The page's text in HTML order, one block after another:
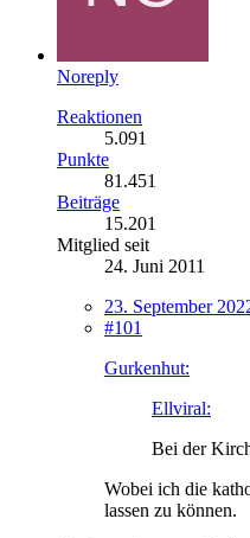
Noreply
Reaktionen
5.091
Punkte
81.451
Beiträge
15.201
Mitglied seit
24. Juni 2011
23. September
#101
Gurkenhut:
Ellviral:
Bei der
Wobei ich die
lassen zu können.